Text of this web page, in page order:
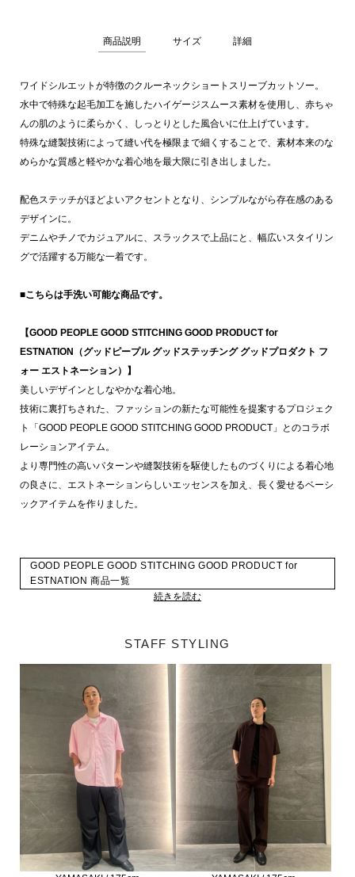
商品説明 サイズ 詳細
ワイドシルエットが特徴のクルーネックショートスリーブカットソー。
水中で特殊な起毛加工を施したハイゲージスムース素材を使用し、赤ちゃ
んの肌のように柔らかく、しっとりとした風合いに仕上げています。
特殊な縫製技術によって縫い代を極限まで細くすることで、素材本来のな
めらかな質感と軽やかな着心地を最大限に引き出しました。
配色ステッチがほどよいアクセントとなり、シンプルながら存在感のある
デザインに。
デニムやチノでカジュアルに、スラックスで上品にと、幅広いスタイリン
グで活躍する万能な一着です。
■こちらは手洗い可能な商品です。
【GOOD PEOPLE GOOD STITCHING GOOD PRODUCT for
ESTNATION（グッドピープル グッドステッチング グッドプロダクト フ
ォー エストネーション）】
美しいデザインとしなやかな着心地。
技術に裏打ちされた、ファッションの新たな可能性を提案するプロジェク
ト「GOOD PEOPLE GOOD STITCHING GOOD PRODUCT」とのコラボ
レーションアイテム。
より専門性の高いパターンや縫製技術を駆使したものづくりによる着心地
の良さに、エストネーションらしいエッセンスを加え、長く愛せるベーシ
ックアイテムを作りました。
GOOD PEOPLE GOOD STITCHING GOOD PRODUCT for
ESTNATION 商品一覧
続きを読む
STAFF STYLING